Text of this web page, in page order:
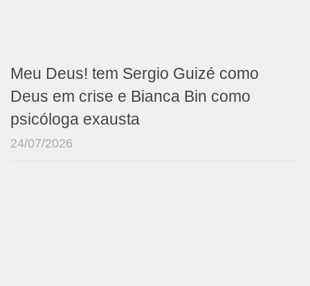
Meu Deus! tem Sergio Guizé como
Deus em crise e Bianca Bin como
psicóloga exausta
24/07/2026